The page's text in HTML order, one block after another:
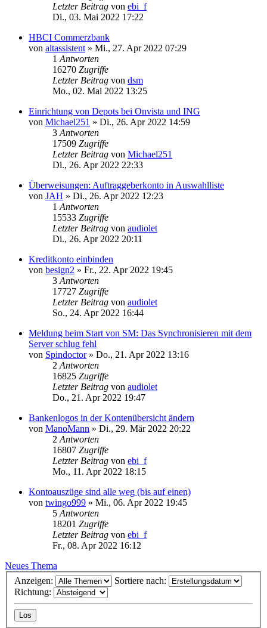
Letzter Beitrag von ebi_f
Di., 03. Mai 2022 17:22
HBCI Commerzbank
von altassistent » Mi., 27. Apr 2022 07:29
1 Antworten
16270 Zugriffe
Letzter Beitrag von dsm
Mo., 02. Mai 2022 13:25
Einrichtung von Depots bei Onvista und ING
von Michael251 » Di., 26. Apr 2022 14:59
3 Antworten
17509 Zugriffe
Letzter Beitrag von Michael251
Di., 26. Apr 2022 22:33
Überweisungen: Auftraggeberkonto in Auswahlliste
von JAH » Di., 26. Apr 2022 12:23
1 Antworten
15533 Zugriffe
Letzter Beitrag von audiolet
Di., 26. Apr 2022 20:11
Kreditkonto einbinden
von besign2 » Fr., 22. Apr 2022 19:45
3 Antworten
17727 Zugriffe
Letzter Beitrag von audiolet
So., 24. Apr 2022 16:44
Meldung beim Start von SM: Das Synchronisieren mit dem
Server schlug fehl
von Spindoctor» Do., 21. Apr 2022 13:16
2 Antworten
16825 Zugriffe
Letzter Beitrag von audiolet
Do., 21. Apr 2022 19:47
Bankenlogos in der Kontenübersicht ändern
von ManoMann » Di., 29. Mär 2022 20:22
2 Antworten
16807 Zugriffe
Letzter Beitrag von ebi_f
Mo., 11. Apr 2022 18:15
Kontoauszüge sind alle weg (bis auf einen)
von twingo999 » Mi., 06. Apr 2022 19:45
5 Antworten
18201 Zugriffe
Letzter Beitrag von ebi_f
Fr., 08. Apr 2022 16:12
Neues Thema
Anzeigen:
Sortiere nach:
Richtung: